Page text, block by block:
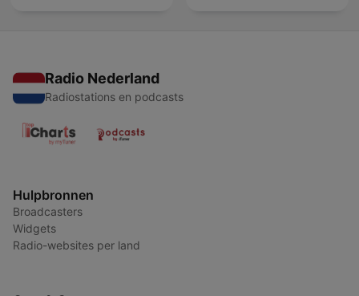
Radio Nederland
Radiostations en podcasts
Hulpbronnen
Broadcasters
Widgets
Radio-websites per land